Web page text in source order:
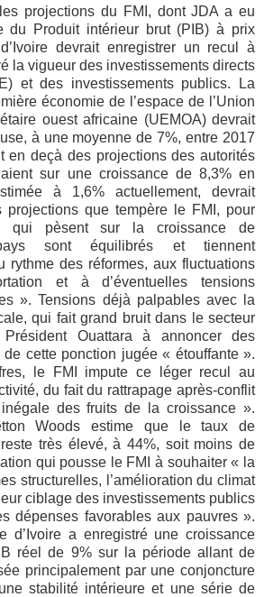
projections du FMI, dont JDA a eu
du Produit intérieur brut (PIB) à prix
devrait enregistrer un recul à
la vigueur des investissements directs
et des investissements publics. La
économie de l’espace de l’Union
ouest africaine (UEMOA) devrait
à une moyenne de 7%, entre 2017
en deçà des projections des autorités
sur une croissance de 8,3% en
à 1,6% actuellement, devrait
projections que tempère le FMI, pour
qui pèsent sur la croissance de
sont équilibrés et tiennent
rythme des réformes, aux fluctuations
et à d’éventuelles tensions
». Tensions déjà palpables avec la
qui fait grand bruit dans le secteur
Ouattara à annoncer des
cette ponction jugée « étouffante ».
le FMI impute ce léger recul au
du fait du rattrapage après-conflit
des fruits de la croissance ».
Woods estime que le taux de
très élevé, à 44%, soit moins de
qui pousse le FMI à souhaiter « la
structurelles, l’amélioration du climat
ciblage des investissements publics
dépenses favorables aux pauvres ».
d’Ivoire a enregistré une croissance
réel de 9% sur la période allant de
principalement par une conjoncture
stabilité intérieure et une série de